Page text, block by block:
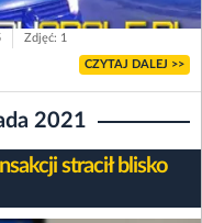
Zdjęć: 1
CZYTAJ DALEJ >>
2021
stracił blisko